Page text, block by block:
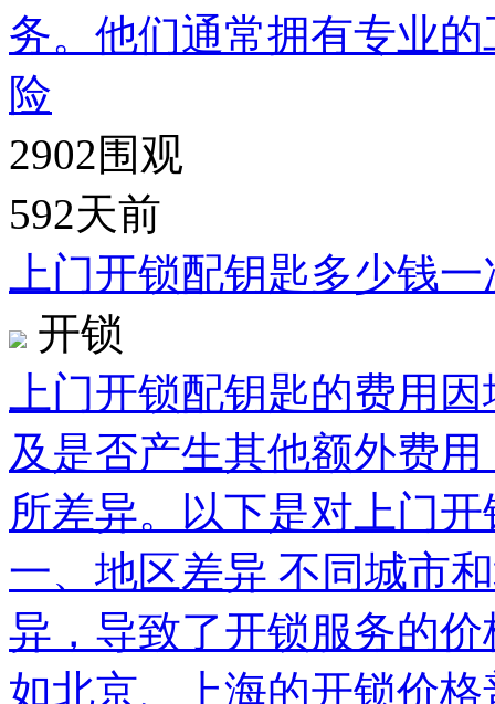
务。他们通常拥有专业
险
2902围观
592天前
上门开锁配钥匙多少钱一
开锁
上门开锁配钥匙的费用
及是否产生其他额外费
所差异。以下是对上门
一、地区差异 不同城市
异，导致了开锁服务的
如北京、上海的开锁价